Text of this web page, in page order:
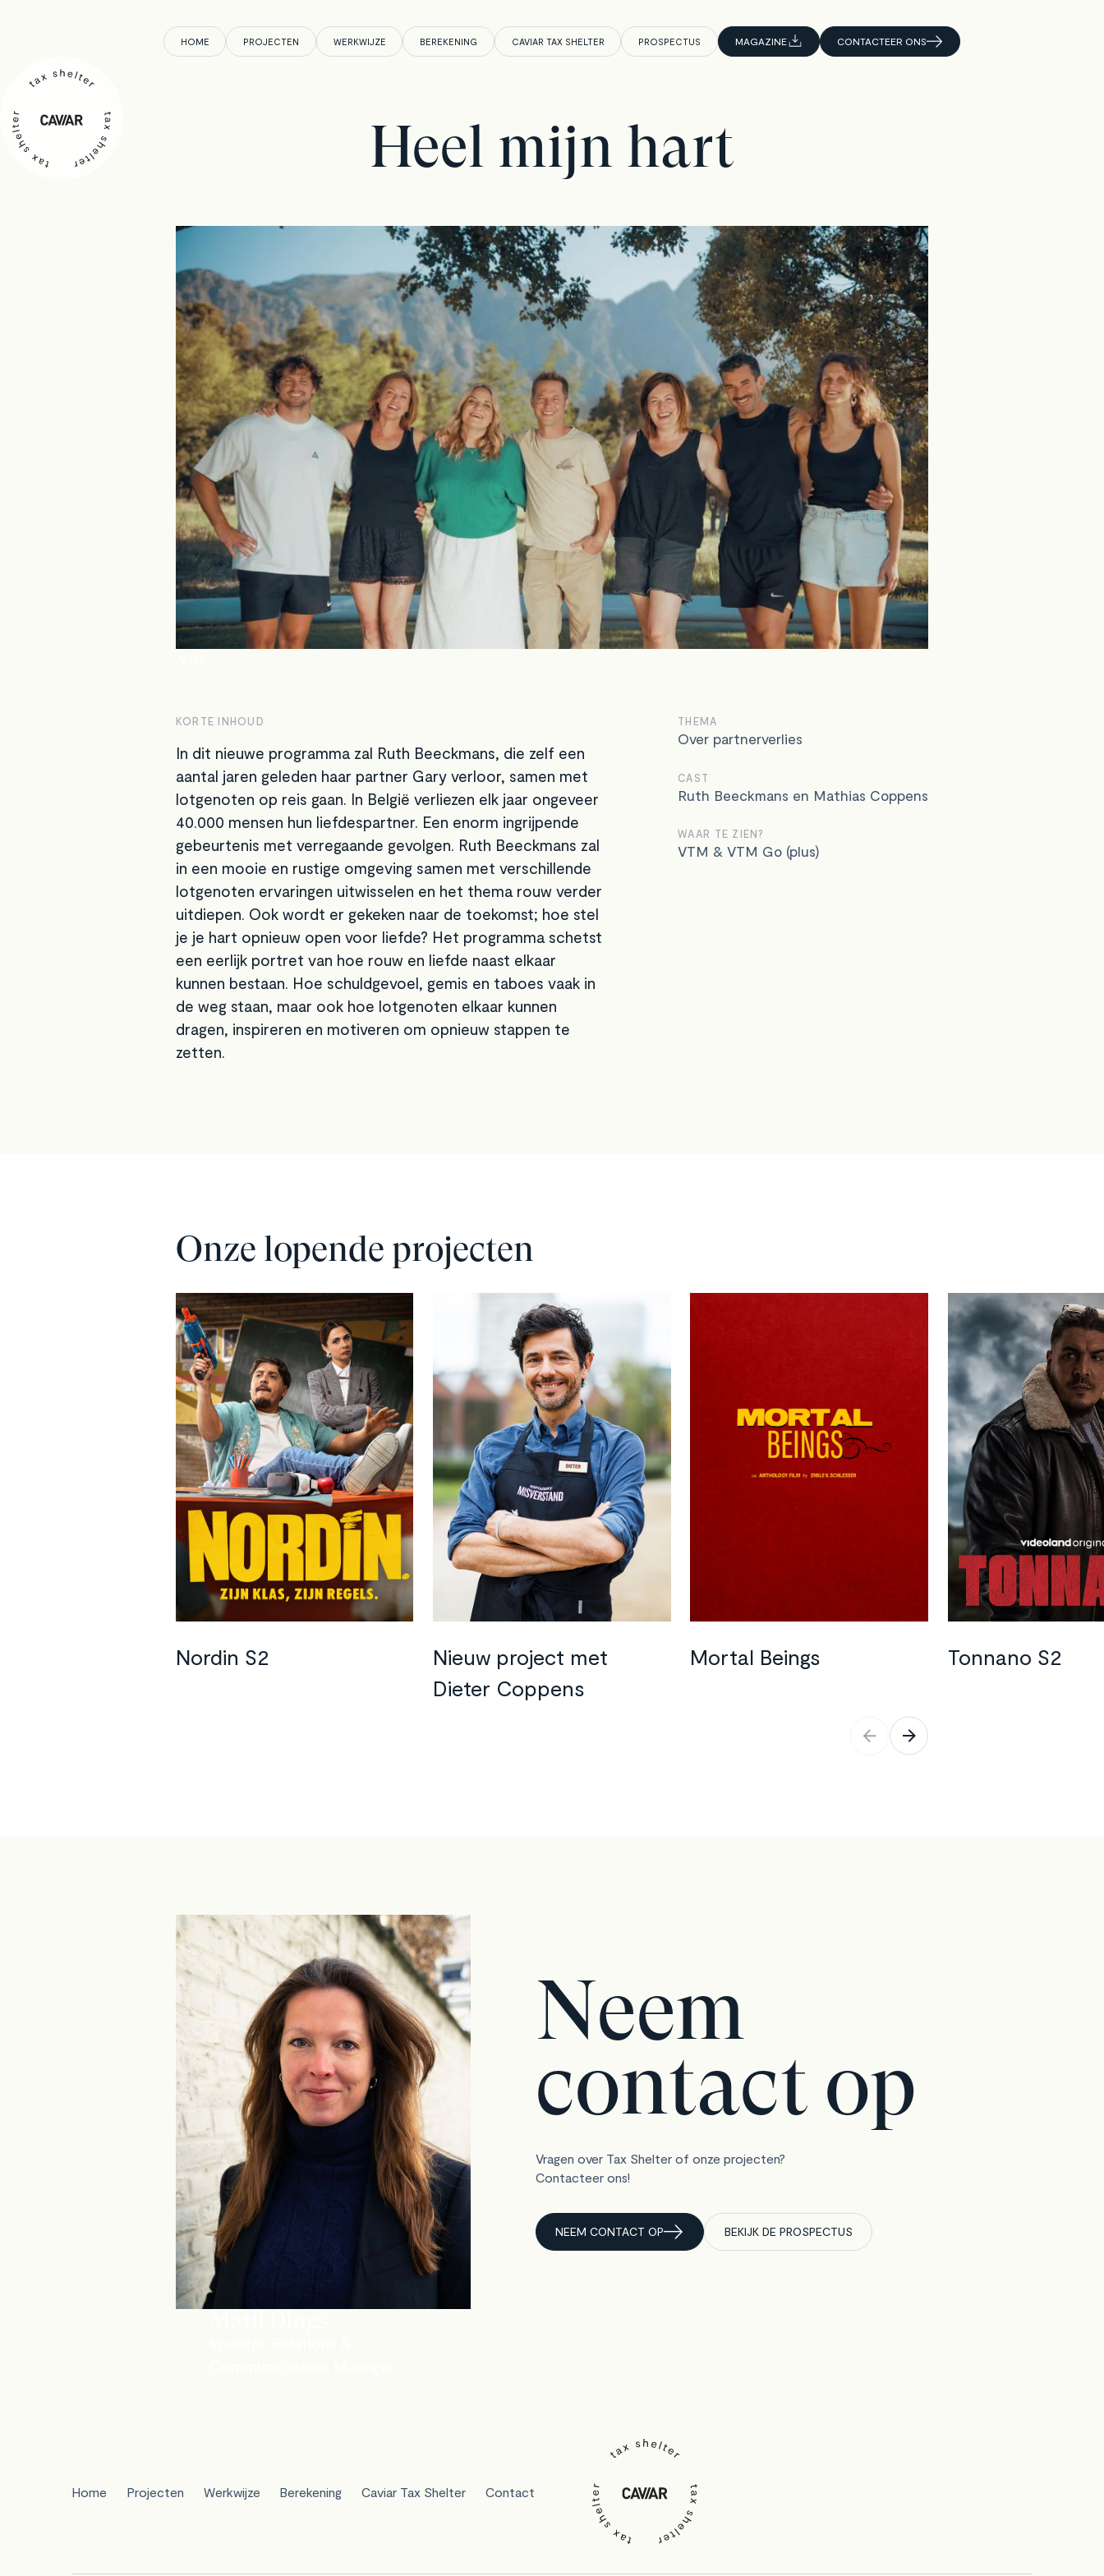
HOME PROJECTEN WERKWIJZE BEREKENING CAVIAR TAX SHELTER PROSPECTUS MAGAZINE CONTACTEER ONS
Heel mijn hart
KORTE INHOUD
In dit nieuwe programma zal Ruth Beeckmans, die zelf een
aantal jaren geleden haar partner Gary verloor, samen met
lotgenoten op reis gaan. In België verliezen elk jaar ongeveer
40.000 mensen hun liefdespartner. Een enorm ingrijpende
gebeurtenis met verregaande gevolgen. Ruth Beeckmans zal
in een mooie en rustige omgeving samen met verschillende
lotgenoten ervaringen uitwisselen en het thema rouw verder
uitdiepen. Ook wordt er gekeken naar de toekomst; hoe stel
je je hart opnieuw open voor liefde? Het programma schetst
een eerlijk portret van hoe rouw en liefde naast elkaar
kunnen bestaan. Hoe schuldgevoel, gemis en taboes vaak in
de weg staan, maar ook hoe lotgenoten elkaar kunnen
dragen, inspireren en motiveren om opnieuw stappen te
zetten.
THEMA
Over partnerverlies
CAST
Ruth Beeckmans en Mathias Coppens
WAAR TE ZIEN?
VTM & VTM Go (plus)
Onze lopende projecten
Nordin S2
Nieuw project met
Dieter Coppens
Mortal Beings Tonnano S2
Neem
contact op
Vragen over Tax Shelter of onze projecten?
Contacteer ons!
NEEM CONTACT OP BEKIJK DE PROSPECTUS
Home Projecten Werkwijze Berekening Caviar Tax Shelter Contact